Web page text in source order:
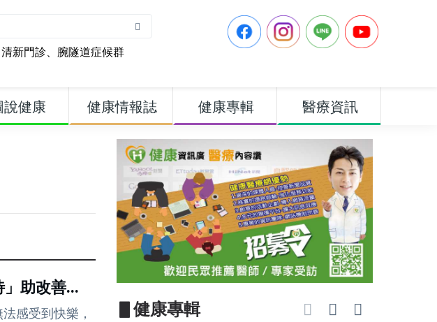
清新門診、 腕隧道症候群
說健康 健康情報誌 健康專輯 醫療資訊
助改善...
感受到快樂，
▋健康專輯